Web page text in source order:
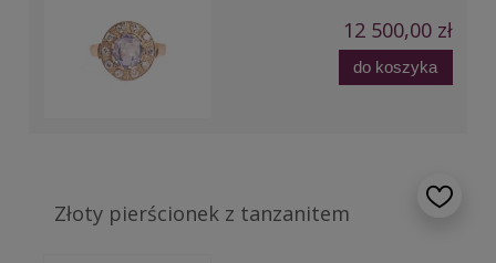
12 500,00 zł
do koszyka
Złoty pierścionek z tanzanitem